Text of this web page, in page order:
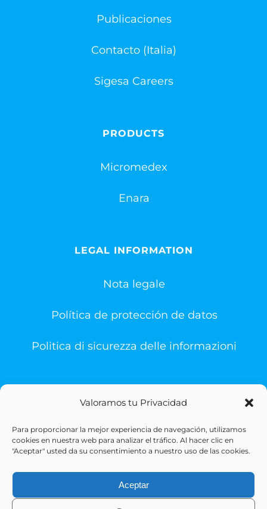
Valoramos tu Privacidad
Para proporcionar la mejor experiencia de navegación, utilizamos
cookies en nuestra web para analizar el tráfico. Al hacer clic en
"Aceptar" usted da su consentimiento a nuestro uso de las cookies.
Aceptar
Publicaciones
Contacto (Italia)
Sigesa Careers
PRODUCTS
Micromedex
Enara
LEGAL INFORMATION
Nota legale
Política de protección de datos
Politica di sicurezza delle informazioni
© Copyright 1993 -2026 | Sigesa Sistemas de Gestión
Sanitaria | All Rights Reserved